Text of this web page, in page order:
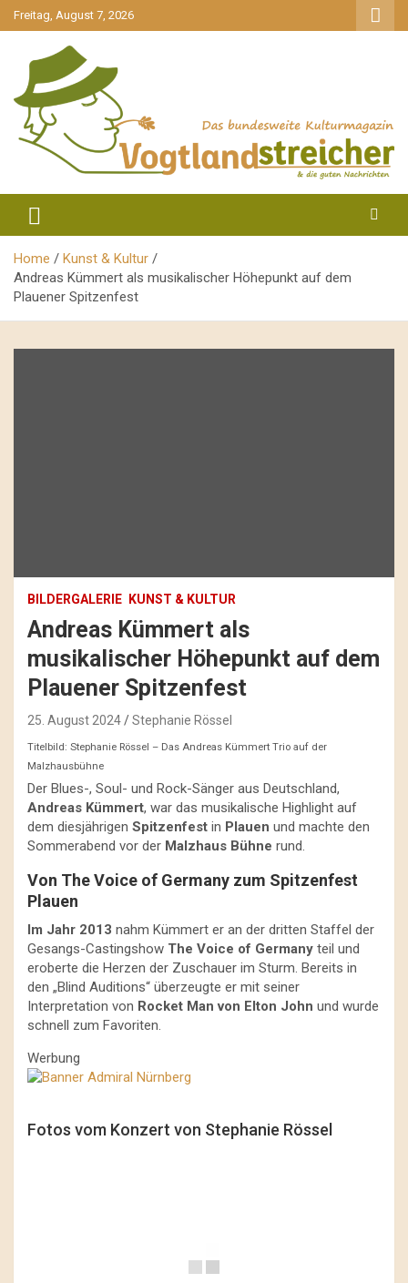
gehe
zum
Freitag, August 7, 2026
Vogtlandstreicher
Home
Kunst & Kultur
Andreas Kümmert als musikalischer Höhepunkt auf dem
Plauener Spitzenfest
BILDERGALERIE KUNST & KULTUR
Andreas Kümmert als
musikalischer Höhepunkt auf dem
Plauener Spitzenfest
25. August 2024 Stephanie Rössel
Titelbild: Stephanie Rössel – Das Andreas Kümmert Trio auf der
Malzhausbühne
Der Blues-, Soul- und Rock-Sänger aus Deutschland,
Andreas Kümmert, war das musikalische Highlight auf
dem diesjährigen Spitzenfest in Plauen und machte den
Sommerabend vor der Malzhaus Bühne rund.
Von The Voice of Germany zum Spitzenfest
Plauen
Im Jahr 2013 nahm Kümmert er an der dritten Staffel der
Gesangs-Castingshow The Voice of Germany teil und
eroberte die Herzen der Zuschauer im Sturm. Bereits in
den „Blind Auditions“ überzeugte er mit seiner
Interpretation von Rocket Man von Elton John und wurde
schnell zum Favoriten.
Werbung
Fotos vom Konzert von Stephanie Rössel